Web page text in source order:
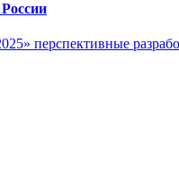
перспективные